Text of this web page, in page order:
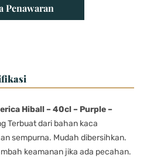
Penawaran
Hiball – 40cl – Purple –
Terbuat dari bahan kaca
sempurna. Mudah dibersihkan.
keamanan jika ada pecahan.